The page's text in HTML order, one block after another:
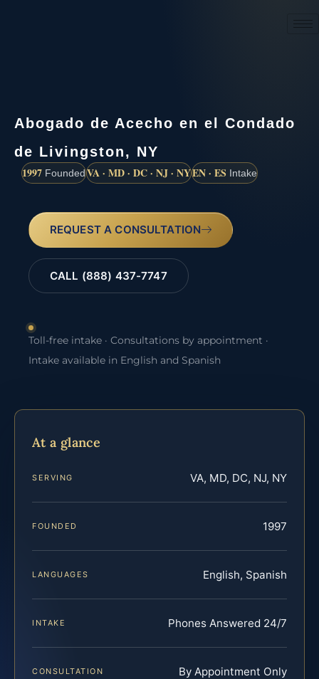
Abogado de Acecho en el Condado
de Livingston, NY
1997 FoundedVA · MD · DC · NJ · NYEN · ES Intake
REQUEST A CONSULTATION
CALL (888) 437-7747
Toll-free intake · Consultations by appointment ·
Intake available in English and Spanish
At a glance
SERVING VA, MD, DC, NJ, NY
FOUNDED 1997
LANGUAGES English, Spanish
INTAKE Phones Answered 24/7
CONSULTATION By Appointment Only